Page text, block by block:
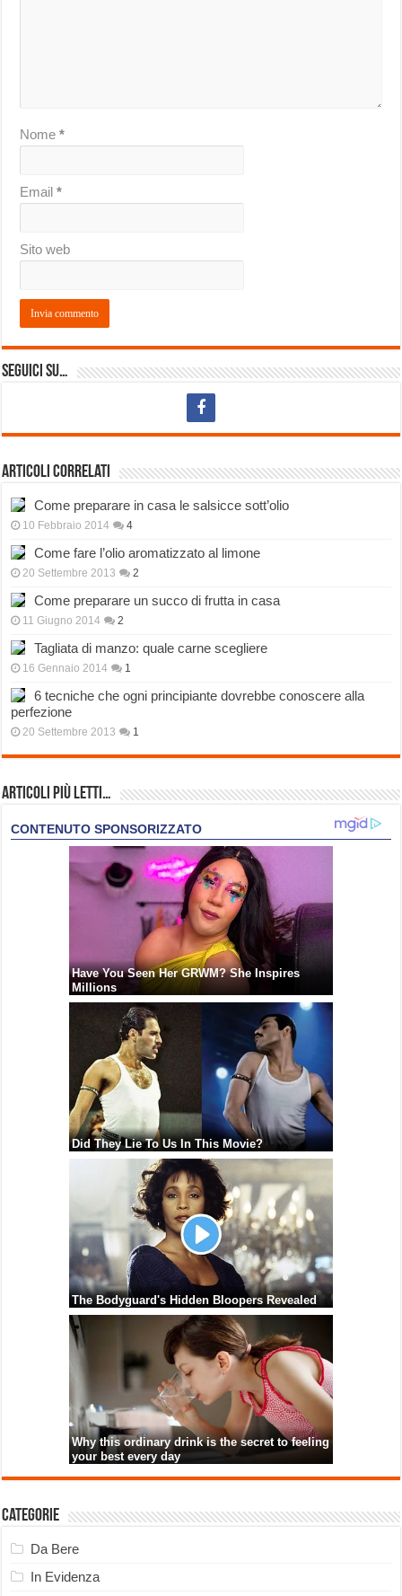
Nome*
Email*
Sito web
Seguici su…
Articoli correlati
Come preparare in casa le salsicce sott’olio
10 Febbraio 2014 4
Come fare l’olio aromatizzato al limone
20 Settembre 2013 2
Come preparare un succo di frutta in casa
11 Giugno 2014 2
Tagliata di manzo: quale carne scegliere
16 Gennaio 2014 1
6 tecniche che ogni principiante dovrebbe conoscere alla
perfezione
20 Settembre 2013 1
Articoli più Letti…
Categorie
Da Bere
In Evidenza